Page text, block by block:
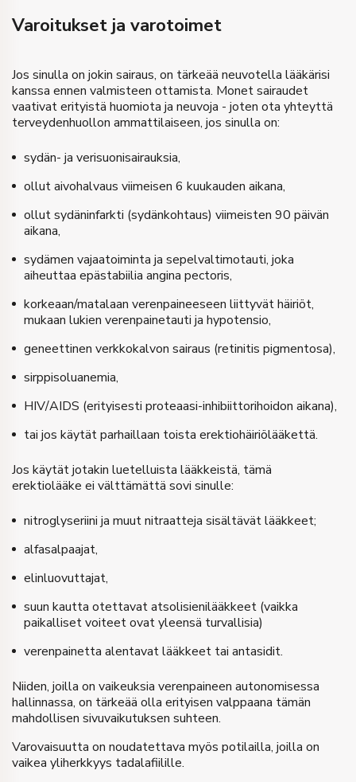
Varoitukset ja varotoimet
Jos sinulla on jokin sairaus, on tärkeää neuvotella lääkärisi
kanssa ennen valmisteen ottamista. Monet sairaudet
vaativat erityistä huomiota ja neuvoja - joten ota yhteyttä
terveydenhuollon ammattilaiseen, jos sinulla on:
sydän- ja verisuonisairauksia,
ollut aivohalvaus viimeisen 6 kuukauden aikana,
ollut sydäninfarkti (sydänkohtaus) viimeisten 90 päivän
aikana,
sydämen vajaatoiminta ja sepelvaltimotauti, joka
aiheuttaa epästabiilia angina pectoris,
korkeaan/matalaan verenpaineeseen liittyvät häiriöt,
mukaan lukien verenpainetauti ja hypotensio,
geneettinen verkkokalvon sairaus (retinitis pigmentosa),
sirppisoluanemia,
HIV/AIDS (erityisesti proteaasi-inhibiittorihoidon aikana),
tai jos käytät parhaillaan toista erektiohäiriölääkettä.
Jos käytät jotakin luetelluista lääkkeistä, tämä
erektiolääke ei välttämättä sovi sinulle:
nitroglyseriini ja muut nitraatteja sisältävät lääkkeet;
alfasalpaajat,
elinluovuttajat,
suun kautta otettavat atsolisienilääkkeet (vaikka
paikalliset voiteet ovat yleensä turvallisia)
verenpainetta alentavat lääkkeet tai antasidit.
Niiden, joilla on vaikeuksia verenpaineen autonomisessa
hallinnassa, on tärkeää olla erityisen valppaana tämän
mahdollisen sivuvaikutuksen suhteen.
Varovaisuutta on noudatettava myös potilailla, joilla on
vaikea yliherkkyys tadalafiilille.